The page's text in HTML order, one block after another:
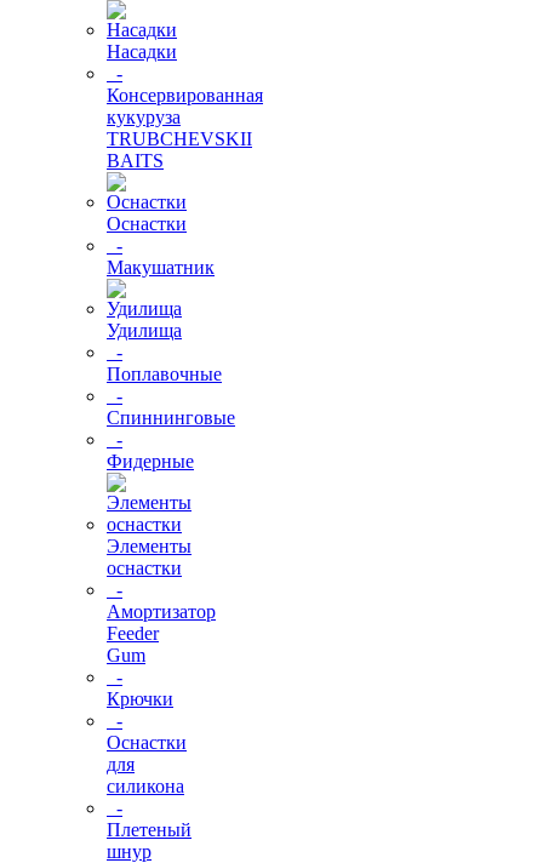
Насадки
-
Консервированная
кукуруза
TRUBCHEVSKII
BAITS
Оснастки
-
Макушатник
Удилища
-
Поплавочные
-
Спиннинговые
-
Фидерные
Элементы
оснастки
-
Амортизатор
Feeder
Gum
-
Крючки
-
Оснастки
для
силикона
-
Плетеный
шнур